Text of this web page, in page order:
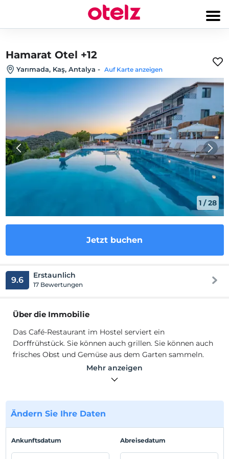
Hamarat Otel +12
Yarımada, Kaş, Antalya - Auf Karte anzeigen
1 /28
Jetzt buchen
9.6 Erstaunlich
17 Bewertungen
Über die Immobilie
Das Café-Restaurant im Hostel serviert ein
Dorffrühstück. Sie können auch grillen. Sie können auch
frisches Obst und Gemüse aus dem Garten sammeln.
Der öffentliche Strand von Incebogaz liegt nur 5
Gehminuten von der Pension entfernt. Das Kas Antique
Das Stadtzentrum von Kas und der Busbahnhof sind 4
km entfernt. Der Flughafen Dalaman liegt 150 km
Kleiderschrank sind Standard.
Das Café-Restaurant im Hostel serviert ein
Mehr anzeigen
Ändern Sie Ihre Daten
Ankunftsdatum Abreisedatum